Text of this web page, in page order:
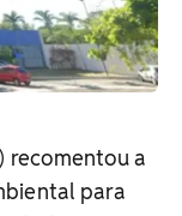
recomentou a
para